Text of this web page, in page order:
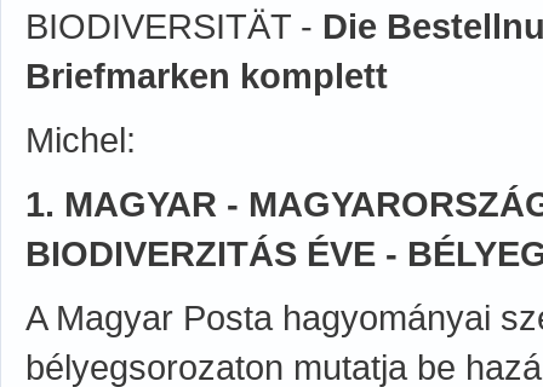
BIODIVERSITÄT - Die
Briefmarken komplett
Michel:
1. MAGYAR -
BIODIVERZITÁS ÉVE -
A Magyar Posta hagyományai
bélyegsorozaton mutatja be